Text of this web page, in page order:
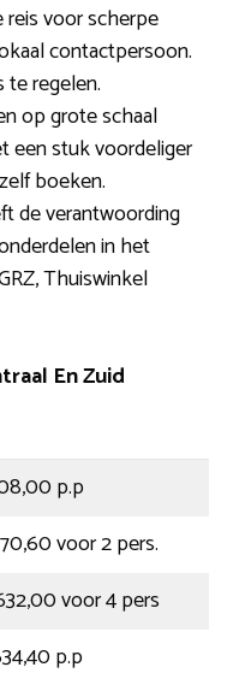
reis voor scherpe
contactpersoon.
te regelen.
op grote schaal
een stuk voordeliger
boeken.
de verantwoording
in het
Thuiswinkel
En Zuid
p.p
voor 2 pers.
voor 4 pers
p.p